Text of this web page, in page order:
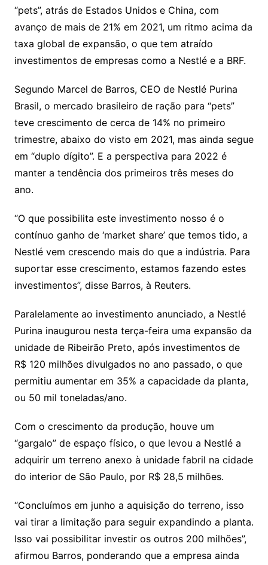
“pets”, atrás de Estados Unidos e China, com
avanço de mais de 21% em 2021, um ritmo acima da
taxa global de expansão, o que tem atraído
investimentos de empresas como a Nestlé e a BRF.
Segundo Marcel de Barros, CEO de Nestlé Purina
Brasil, o mercado brasileiro de ração para “pets”
teve crescimento de cerca de 14% no primeiro
trimestre, abaixo do visto em 2021, mas ainda segue
em “duplo dígito”. E a perspectiva para 2022 é
manter a tendência dos primeiros três meses do
ano.
“O que possibilita este investimento nosso é o
contínuo ganho de ‘market share’ que temos tido, a
Nestlé vem crescendo mais do que a indústria. Para
suportar esse crescimento, estamos fazendo estes
investimentos”, disse Barros, à Reuters.
Paralelamente ao investimento anunciado, a Nestlé
Purina inaugurou nesta terça-feira uma expansão da
unidade de Ribeirão Preto, após investimentos de
R$ 120 milhões divulgados no ano passado, o que
permitiu aumentar em 35% a capacidade da planta,
ou 50 mil toneladas/ano.
Com o crescimento da produção, houve um
“gargalo” de espaço físico, o que levou a Nestlé a
adquirir um terreno anexo à unidade fabril na cidade
do interior de São Paulo, por R$ 28,5 milhões.
“Concluímos em junho a aquisição do terreno, isso
vai tirar a limitação para seguir expandindo a planta.
Isso vai possibilitar investir os outros 200 milhões”,
afirmou Barros, ponderando que a empresa ainda